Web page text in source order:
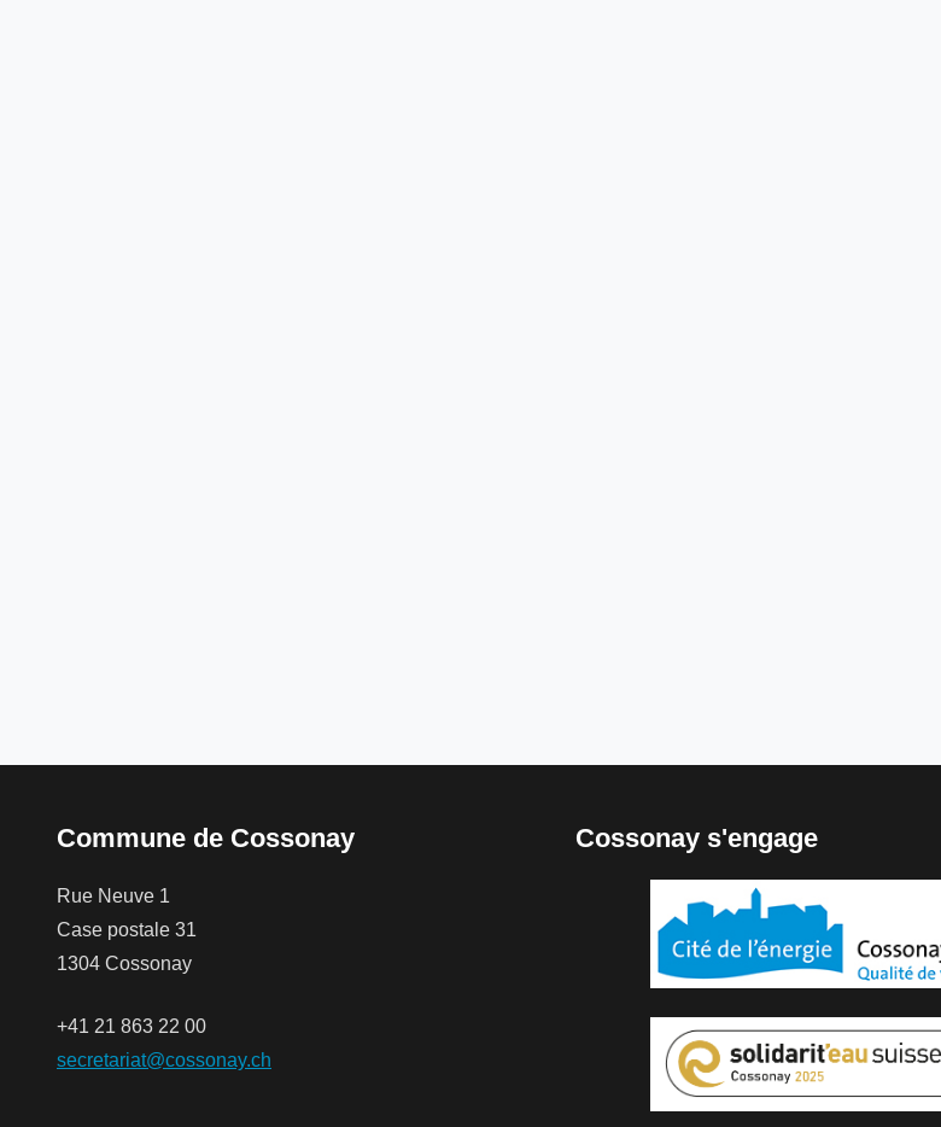
Commune de Cossonay
Rue Neuve 1
Case postale 31
1304 Cossonay
+41 21 863 22 00
secretariat@cossonay.ch
Cossonay s'engage